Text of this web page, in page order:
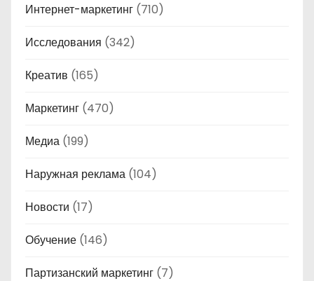
Интернет-маркетинг (710)
Исследования (342)
Креатив (165)
Маркетинг (470)
Медиа (199)
Наружная реклама (104)
Новости (17)
Обучение (146)
Партизанский маркетинг (7)